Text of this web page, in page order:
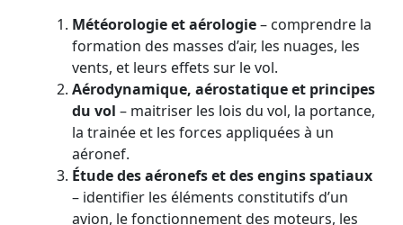
Météorologie et aérologie– comprendre la
formation des masses d’air, les nuages, les
vents, et leurs effets sur le vol.
Aérodynamique, aérostatique et principes
du vol – maitriser les lois du vol, la portance,
la trainée et les forces appliquées à un
aéronef.
Étude des aéronefs et des engins spatiaux
– identifier les éléments constitutifs d’un
avion, le fonctionnement des moteurs, les